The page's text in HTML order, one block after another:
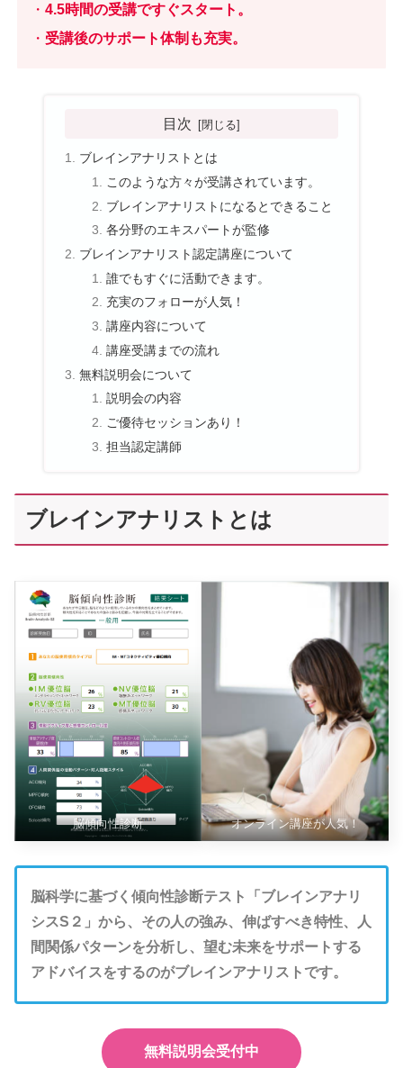
・ 4.5時間の受講ですぐスタート。
・ 受講後のサポート体制も充実。
目次
ブレインアナリストとは
このような方々が受講されています。
ブレインアナリストになるとできること
各分野のエキスパートが監修
ブレインアナリスト認定講座について
誰でもすぐに活動できます。
充実のフォローが人気！
講座内容について
講座受講までの流れ
無料説明会について
説明会の内容
ご優待セッションあり！
担当認定講師
ブレインアナリストとは
脳傾向性診断 オンライン講座が人気！
脳科学に基づく傾向性診断テスト「ブレインアナリ
シスS２」から、その人の強み、伸ばすべき特性、人
間関係パターンを分析し、望む未来をサポートする
アドバイスをするのがブレインアナリストです。
無料説明会受付中